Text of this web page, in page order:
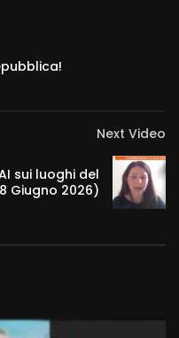
Next Video
sui luoghi del
Giugno 2026)